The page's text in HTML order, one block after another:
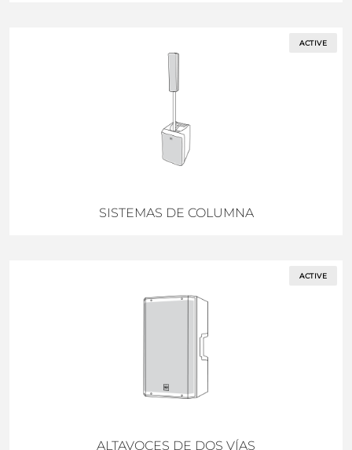
ACTIVE
SISTEMAS DE COLUMNA
ACTIVE
ALTAVOCES DE DOS VÍAS